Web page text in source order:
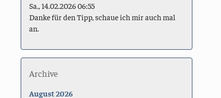
Sa., 14.02.2026 06:55
Danke für den Tipp, schaue ich mir auch mal
an.
Archive
August 2026